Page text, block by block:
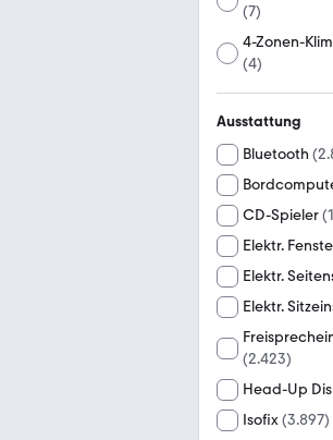
(7)
4-Zonen-
(4)
Ausstattung
Bluetooth (
CD-Spieler(
Elektr.
Elektr.
Elektr.
(2.423)
Head-Up
Isofix(3.897)